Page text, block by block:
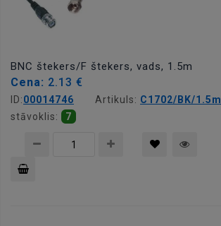
BNC štekers/F štekers, vads, 1.5m
Cena: 2.13 €
ID:00014746 Artikuls: C1702/BK/1.5m
stāvoklis:
7